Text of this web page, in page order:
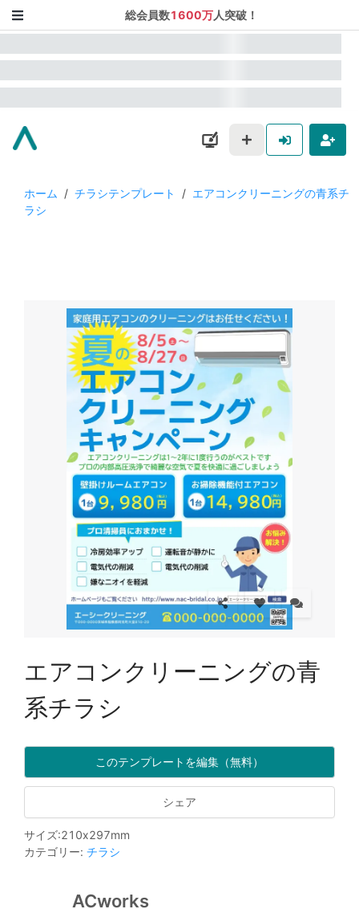
総会員数1600万人突破！
ホーム / チラシテンプレート / エアコンクリーニングの青系チ
ラシ
エアコンクリーニングの青
系チラシ
このテンプレートを編集（無料）
シェア
サイズ:210x297mm
カテゴリー: チラシ
ACworks